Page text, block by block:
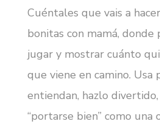
Cuéntales que vais a
bonitas con mamá, donde
jugar y mostrar cuánto
que viene en camino. Usa
entiendan, hazlo
“portarse bien” como una